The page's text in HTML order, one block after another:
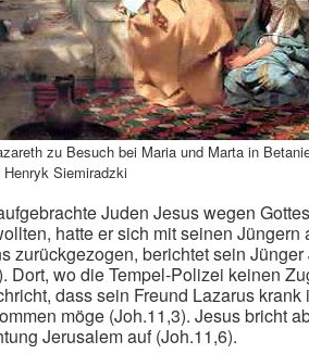
zu Besuch bei Maria und Marta in
Siemiradzki
Juden Jesus wegen
hatte er sich mit seinen Jüngern
zurückgezogen, berichtet sein
Dort, wo die Tempel-Polizei keinen
dass sein Freund Lazarus krank
möge (Joh.11,3). Jesus bricht
Jerusalem auf (Joh.11,6).